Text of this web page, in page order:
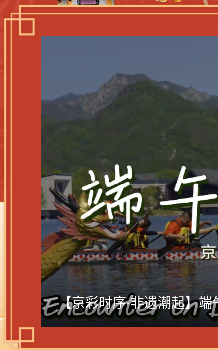
【京彩时序·非遗潮起】端